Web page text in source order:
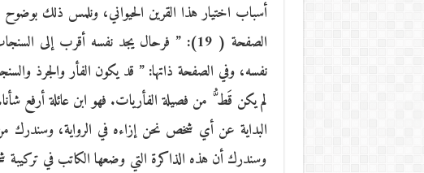
الصفحة ( 19): ” فرحال يجد نفسه أقرب إلى
نفسه، وفي الصفحة ذاتها: ” قد يكون الفأر والجرذ
لم يكن قَط ُّ من فصيلة الفأريات. فهو ابن عائلة أرفع
البداية عن أي شخص نحن إزاءه في الرواية، وسندرك
وسندرك أن هذه الذاكرة التي وضعها الكاتب في